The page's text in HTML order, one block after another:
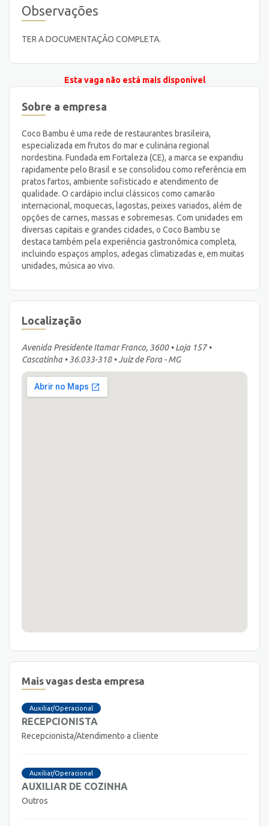
Observações
TER A DOCUMENTAÇÃO COMPLETA.
Esta vaga não está mais disponível
Sobre a empresa
Coco Bambu é uma rede de restaurantes brasileira,
especializada em frutos do mar e culinária regional
nordestina. Fundada em Fortaleza (CE), a marca se expandiu
rapidamente pelo Brasil e se consolidou como referência em
pratos fartos, ambiente sofisticado e atendimento de
qualidade. O cardápio inclui clássicos como camarão
internacional, moquecas, lagostas, peixes variados, além de
opções de carnes, massas e sobremesas. Com unidades em
diversas capitais e grandes cidades, o Coco Bambu se
destaca também pela experiência gastronômica completa,
incluindo espaços amplos, adegas climatizadas e, em muitas
unidades, música ao vivo.
Localização
Avenida Presidente Itamar Franco, 3600 • Loja 157 •
Cascatinha • 36.033-318 • Juiz de Fora - MG
Mais vagas desta empresa
Auxiliar/Operacional
RECEPCIONISTA
Recepcionista/Atendimento a cliente
Auxiliar/Operacional
AUXILIAR DE COZINHA
Outros